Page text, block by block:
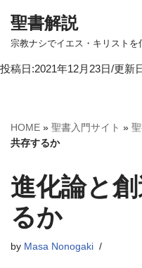
コ
テ
へ
ス
ッ
プ
聖書解説
宗教ナシでイエス・キリストを
投稿日:2021年12月23日/更新
HOME » 聖書入門サイト »
共存するか
進化論と
るか
by Masa Nonogaki